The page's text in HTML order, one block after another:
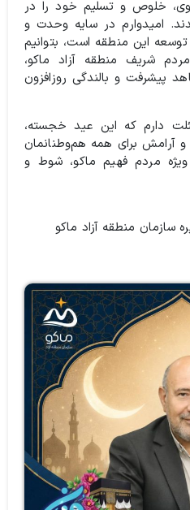
خلوص و تسلیم خود را در
امیدوارم در سایه وحدت و
این منطقه است، بتوانیم
شریف منطقه آزاد ماکو،
پیشرفت و بالندگی روزافزون
دارم که این عید خجسته،
آرامش برای همه هم‌وطنانمان
ویژه مردم فهیم ماکو، شوط و
منطقه آزاد ماکو